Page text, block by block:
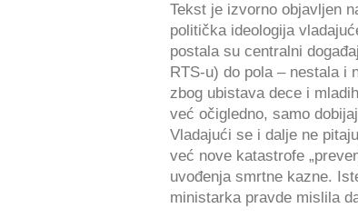
Tekst je izvorno objavljen
politička ideologija
postala su centralni
RTS-u) do pola – nestala i
zbog ubistava dece i
već očigledno, samo
Vladajući se i dalje ne
već nove katastrofe
uvođenja smrtne kazne.
ministarka pravde mislila